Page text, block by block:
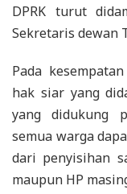
DPRK turut
Sekretaris dewan
Pada
hak siar yang
yang didukung
semua warga
dari penyisihan
maupun HP